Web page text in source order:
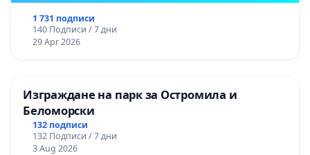
1 731 подписи
140 Подписи / 7 дни
29 Apr 2026
Изграждане на парк за Остромила и
Беломорски
132 подписи
132 Подписи / 7 дни
3 Aug 2026